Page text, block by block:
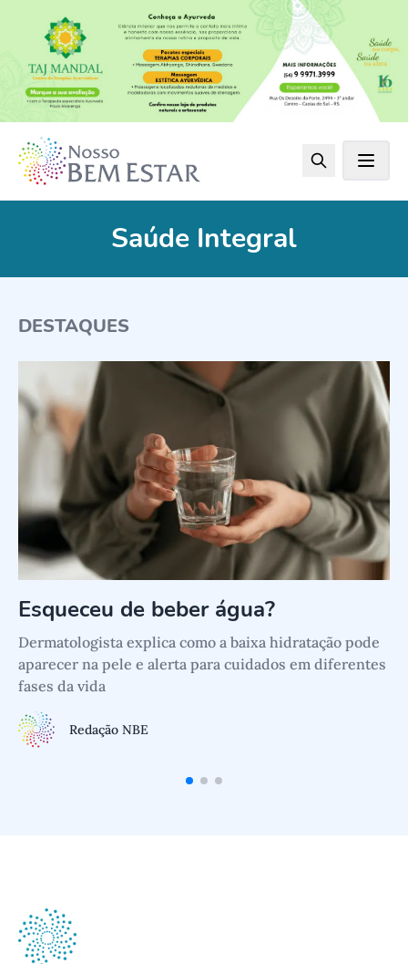
Saúde Integral
DESTAQUES
Esqueceu de beber água?
Dermatologista explica como a baixa hidratação pode
aparecer na pele e alerta para cuidados em diferentes
fases da vida
Redação NBE